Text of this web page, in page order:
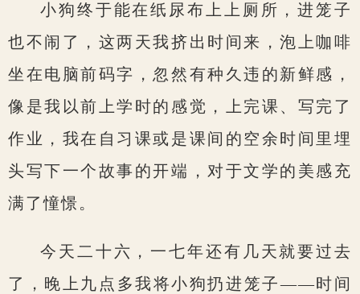
小狗终于能在纸尿布上上厕所，进笼子
也不闹了，这两天我挤出时间来，泡上咖啡
坐在电脑前码字，忽然有种久违的新鲜感，
像是我以前上学时的感觉，上完课、写完了
作业，我在自习课或是课间的空余时间里埋
头写下一个故事的开端，对于文学的美感充
满了憧憬。
今天二十六，一七年还有几天就要过去
了，晚上九点多我将小狗扔进笼子——时间